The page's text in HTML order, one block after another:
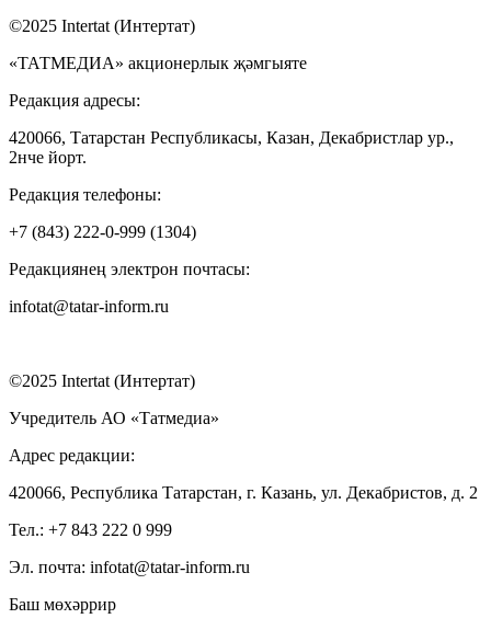
©2025 Intertat (Интертат)
«ТАТМЕДИА» акционерлык җәмгыяте
Редакция адресы:
420066, Татарстан Республикасы, Казан, Декабристлар ур.,
2нче йорт.
Редакция телефоны:
+7 (843) 222-0-999 (1304)
Редакциянең электрон почтасы:
infotat@tatar-inform.ru
©2025 Intertat (Интертат)
Учредитель АО «Татмедиа»
Адрес редакции:
420066, Республика Татарстан, г. Казань, ул. Декабристов, д. 2
Тел.: +7 843 222 0 999
Эл. почта: infotat@tatar-inform.ru
Баш мөхәррир